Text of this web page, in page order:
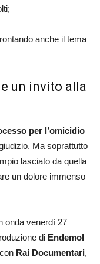
anche il tema
un invito alla
per l’omicidio
Ma soprattutto
lasciato da quella
un dolore immenso
onda venerdì 27
di Endemol
Rai Documentari,